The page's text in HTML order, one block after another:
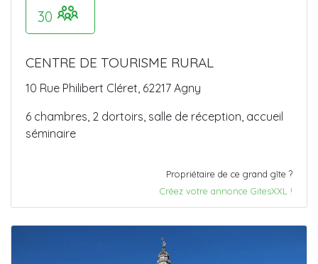
30
CENTRE DE TOURISME RURAL
10 Rue Philibert Cléret, 62217 Agny
6 chambres, 2 dortoirs, salle de réception, accueil
séminaire
Propriétaire de ce grand gîte ?
Créez votre annonce GitesXXL !